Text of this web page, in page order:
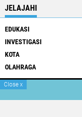
JELAJAHI
EDUKASI
INVESTIGASI
KOTA
OLAHRAGA
Pedoman
Close x